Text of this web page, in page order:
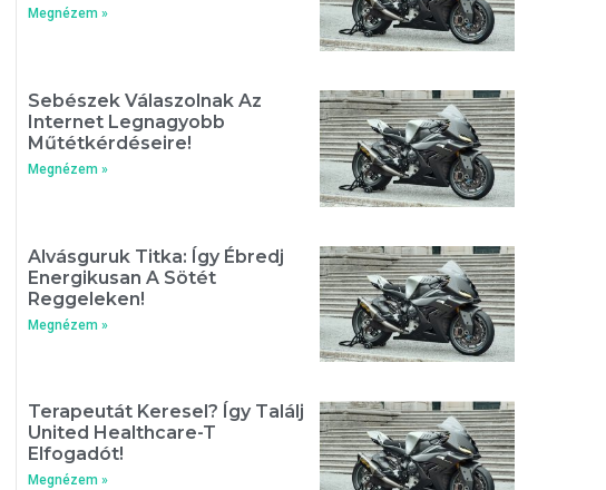
Megnézem »
Sebészek Válaszolnak Az
Internet Legnagyobb
Műtétkérdéseire!
Megnézem »
Alvásguruk Titka: Így Ébredj
Energikusan A Sötét
Reggeleken!
Megnézem »
Terapeutát Keresel? Így Találj
United Healthcare-T
Elfogadót!
Megnézem »